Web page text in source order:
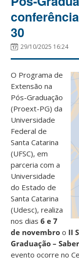
30
29/10/2025 16:24
O Programa de
Extensão na
Pós-Graduação
(Proext-PG) da
Universidade
Federal de
Santa Catarina
(UFSC), em
parceria com a
Universidade
do Estado de
Santa Catarina
(Udesc), realiza
nos dias6 e 7
de novembro o II
Graduação –
evento ocorre no